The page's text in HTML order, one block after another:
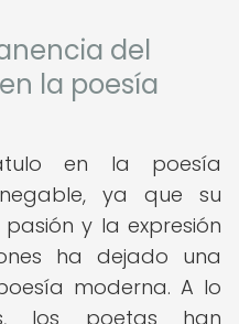
del
la poesía
en la poesía
ya que su
y la expresión
ha dejado una
moderna. A lo
los poetas han